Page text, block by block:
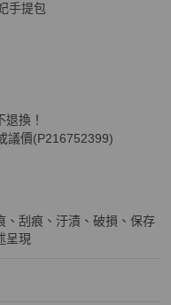
花款戴妃手提包肩背包
手提包
換！
議價(P216752399)
、刮痕、汙漬、破損、保存
呈現